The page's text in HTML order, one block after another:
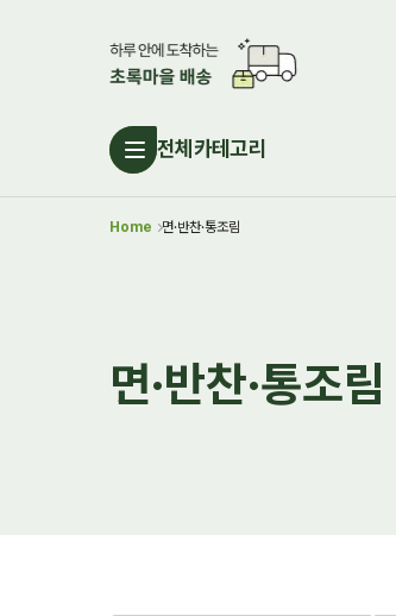
전체카테고리
Home 면·반찬·통조림
면·반찬·통조림